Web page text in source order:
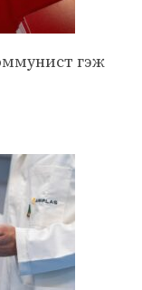
гэж